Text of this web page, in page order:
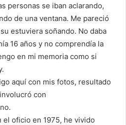
personas se iban aclarando,
de una ventana. Me pareció
estuviera soñando. No daba
16 años y no comprendía la
en mi memoria como si
aquí con mis fotos, resultado
con
el oficio en 1975, he vivido